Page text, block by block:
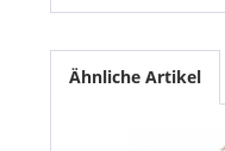
Ähnliche Artikel